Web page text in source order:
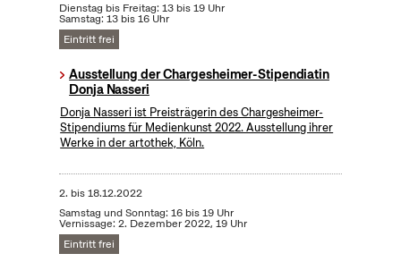
Dienstag bis Freitag: 13 bis 19 Uhr
Samstag: 13 bis 16 Uhr
Eintritt frei
Ausstellung der Chargesheimer-Stipendiatin
Donja Nasseri
Donja Nasseri ist Preisträgerin des Chargesheimer-
Stipendiums für Medienkunst 2022. Ausstellung ihrer
Werke in der artothek, Köln.
2. bis18.12.2022
Samstag und Sonntag: 16 bis 19 Uhr
Vernissage: 2. Dezember 2022, 19 Uhr
Eintritt frei